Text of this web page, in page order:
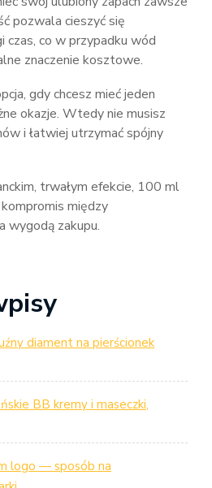
pozwala cieszyć się
czas, co w przypadku wód
znaczenie kosztowe.
gdy chcesz mieć jeden
okazje. Wtedy nie musisz
i łatwiej utrzymać spójny
trwałym efekcie, 100 ml
między
wygodą zakupu.
diament na pierścionek
BB kremy i maseczki,
logo — sposób na